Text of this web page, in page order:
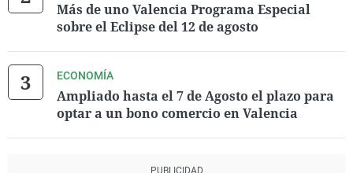
Más de uno Valencia Programa Especial
sobre el Eclipse del 12 de agosto
ECONOMÍA
Ampliado hasta el 7 de Agosto el plazo para
optar a un bono comercio en Valencia